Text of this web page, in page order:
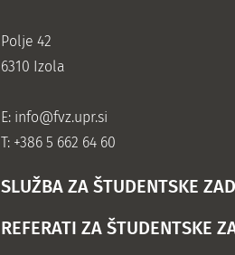
Polje 42
6310 Izola
E: info@fvz.upr.si
T: +386 5 662 64 60
SLUŽBA ZA ŠTUDENTSKE
REFERATI ZA ŠTUDENTSKE